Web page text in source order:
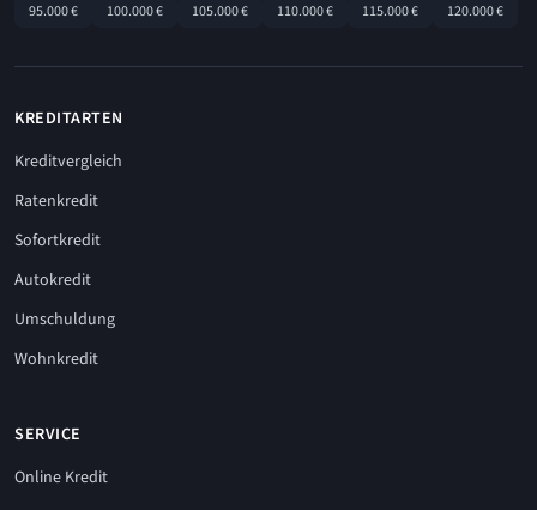
95.000 €
100.000 € 105.000 € 110.000 € 115.000 € 120.000 €
KREDITARTEN
Kreditvergleich
Ratenkredit
Sofortkredit
Autokredit
Umschuldung
Wohnkredit
SERVICE
Online Kredit